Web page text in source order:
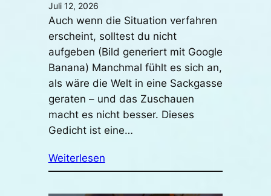
Juli 12, 2026
Auch wenn die Situation verfahren
erscheint, solltest du nicht
aufgeben (Bild generiert mit Google
Banana) Manchmal fühlt es sich an,
als wäre die Welt in eine Sackgasse
geraten – und das Zuschauen
macht es nicht besser. Dieses
Gedicht ist eine…
Weiterlesen